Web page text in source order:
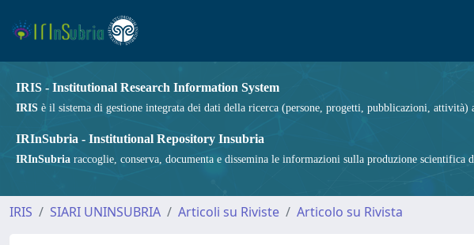
IRIS - Institutional Research Information System
IRIS è il sistema di gestione integrata dei dati della ricerca (persone, progetti, pubblicazioni,
IRInSubria - Institutional Repository Insubria
IRInSubria raccoglie, conserva, documenta e dissemina le informazioni sulla produzione
IRIS SIARI UNINSUBRIA Articoli su Riviste Articolo su Rivista